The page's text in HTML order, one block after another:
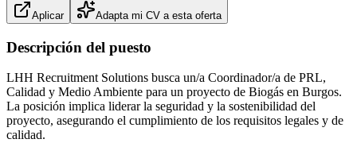
Aplicar Adapta mi CV a esta oferta
Descripción del puesto
LHH Recruitment Solutions busca un/a Coordinador/a de PRL,
Calidad y Medio Ambiente para un proyecto de Biogás en Burgos.
La posición implica liderar la seguridad y la sostenibilidad del
proyecto, asegurando el cumplimiento de los requisitos legales y de
calidad.